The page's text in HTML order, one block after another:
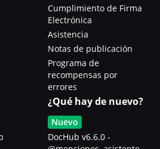
Cumplimiento de Firma
Electrónica
Asistencia
Notas de publicación
Programa de
recompensas por
errores
¿Qué hay de nuevo?
Nuevo
DocHub v6.6.0 -